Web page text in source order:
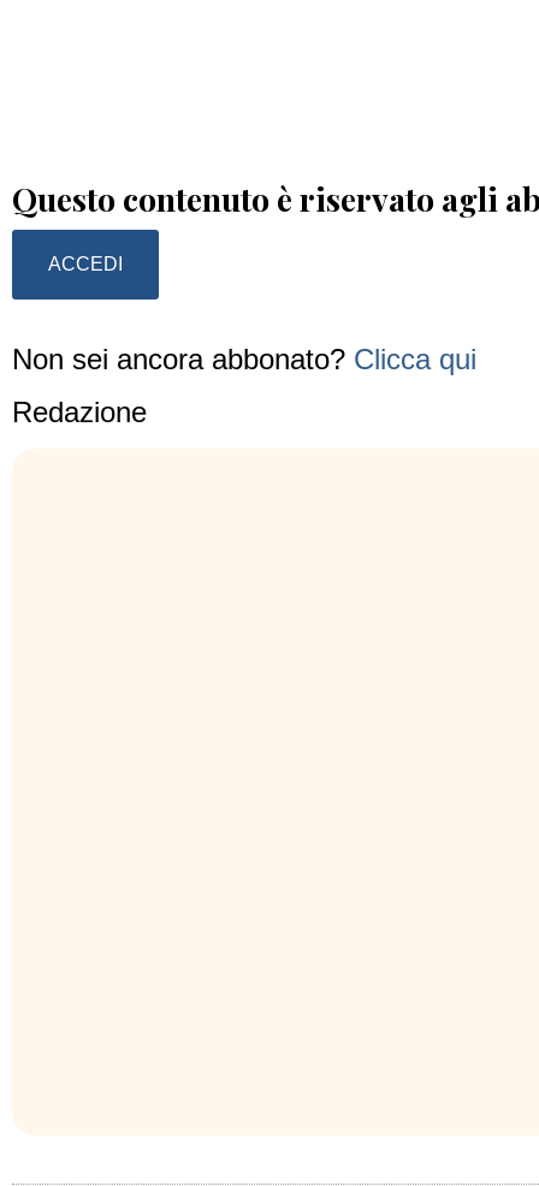
Questo contenuto è riservato agli
ACCEDI
Non sei ancora abbonato? Clicca qui
Redazione